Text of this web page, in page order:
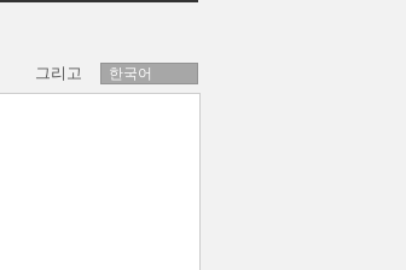
한국어
그리고